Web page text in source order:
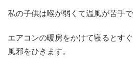
私の子供は喉が弱くて温風が苦手で
エアコンの暖房をかけて寝るとす
風邪をひきます。